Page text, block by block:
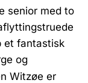
senior med to
et fantastisk
og
Witzøe er